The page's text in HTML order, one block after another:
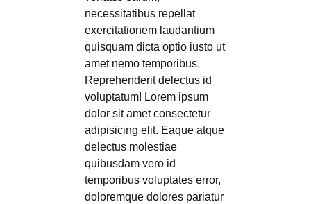
necessitatibus repellat
exercitationem laudantium
quisquam dicta optio iusto ut
amet nemo temporibus.
Reprehenderit delectus id
voluptatum! Lorem ipsum
dolor sit amet consectetur
adipisicing elit. Eaque atque
delectus molestiae
quibusdam vero id
temporibus voluptates error,
doloremque dolores pariatur